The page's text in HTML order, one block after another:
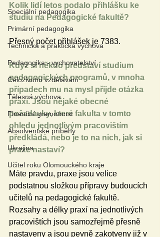
Speciální pedagogika
Primární pedagogika
Technická a praktická výchova
Pedagogika - vychovatelství
Celoživotní vzdělávání
Tělesná výchova
Finanční gramotnost
Absolventské příběhy
Ukrajina
Učitel roku Olomouckého kraje
Kolik lidí letos podalo přihlášku ke
studiu na Pedagogické fakultě?
Přesný počet přihlášek je 7383.
Když si někdo představí studium
pedagogických programů, v mnoha
případech mu na mysl přijde otázka
praxí. Jsou nějaké obecné
požadavky, které fakulta v tomto
ohledu jednotlivým pracovištím
předkládá, nebo je to na nich, jak si
praxe nastaví?
Máte pravdu, praxe jsou velice
podstatnou složkou přípravy budoucích
učitelů na pedagogické fakultě.
Rozsahy a délky praxí na jednotlivých
pracovištích jsou samozřejmě přesně
nastaveny a jsou pevně zakotveny již v